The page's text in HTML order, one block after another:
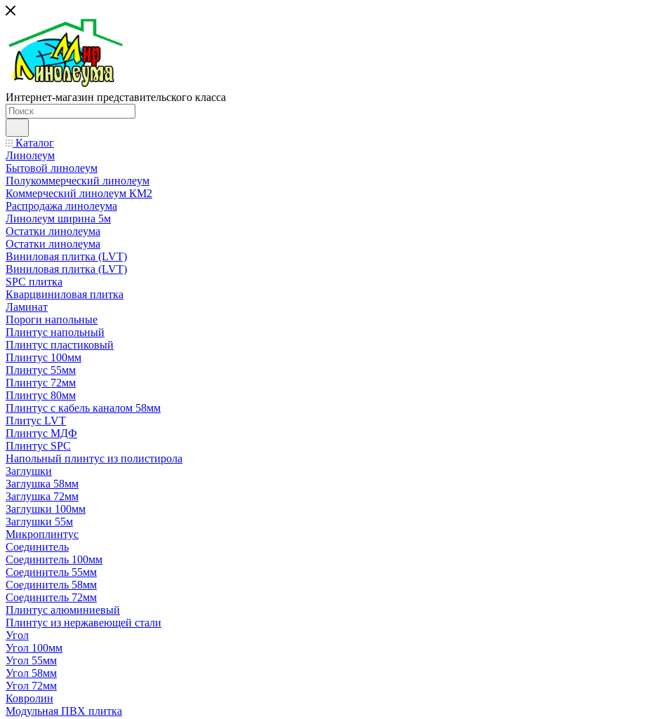
Интернет-магазин представительского класса
Каталог
Линолеум
Бытовой линолеум
Полукоммерческий линолеум
Коммерческий линолеум КМ2
Распродажа линолеума
Линолеум ширина 5м
Остатки линолеума
Остатки линолеума
Виниловая плитка (LVT)
Виниловая плитка (LVT)
SPC плитка
Кварцвиниловая плитка
Ламинат
Пороги напольные
Плинтус напольный
Плинтус пластиковый
Плинтус 100мм
Плинтус 55мм
Плинтус 72мм
Плинтус 80мм
Плинтус с кабель каналом 58мм
Плитус LVT
Плинтус МДФ
Плинтус SPC
Напольный плинтус из полистирола
Заглушки
Заглушка 58мм
Заглушка 72мм
Заглушки 100мм
Заглушки 55м
Микроплинтус
Соединитель
Соединитель 100мм
Соединитель 55мм
Соединитель 58мм
Соединитель 72мм
Плинтус алюминиевый
Плинтус из нержавеющей стали
Угол
Угол 100мм
Угол 55мм
Угол 58мм
Угол 72мм
Ковролин
Модульная ПВХ плитка